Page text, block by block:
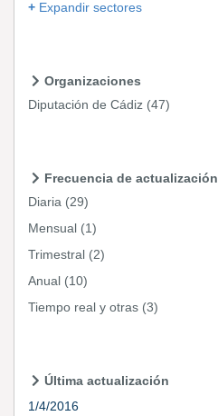
Expandir sectores
Organizaciones
Diputación de Cádiz (47)
Frecuencia de actualización
Diaria (29)
Mensual (1)
Trimestral (2)
Anual (10)
Tiempo real y otras (3)
Última actualización
1/4/2016